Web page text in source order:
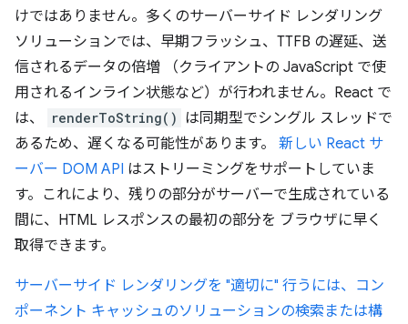
けではありません。多くのサーバーサイド レンダリング
ソリューションでは、早期フラッシュ、TTFB の遅延、送
信されるデータの倍増 （クライアントの JavaScript で使
用されるインライン状態など）が行われません。React で
は、
renderToString() は同期型でシングル スレッドで
あるため、遅くなる可能性があります。 新しい React サ
ーバー DOM API はストリーミングをサポートしていま
す。これにより、残りの部分がサーバーで生成されている
間に、HTML レスポンスの最初の部分を ブラウザに早く
取得できます。
サーバーサイド レンダリングを "適切に" 行うには、コン
ポーネント キャッシュのソリューションの検索または構